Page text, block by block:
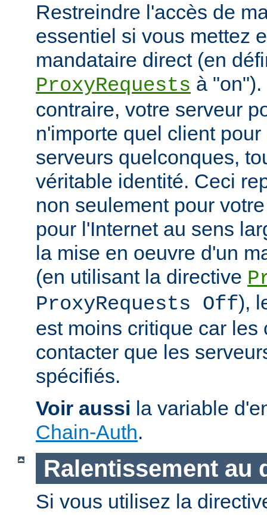
Restreindre l'accès de
essentiel si vous mettez
mandataire direct (en
ProxyRequests à
contraire, votre serveur
n'importe quel client
serveurs quelconques,
véritable identité. Ceci
non seulement pour
pour l'Internet au sens
la mise en oeuvre d'un
(en utilisant la directive
ProxyRequests Off),
est moins critique car les
contacter que les
spécifiés.
Voir aussi la variable
Chain-Auth.
Ralentissement au
Si vous utilisez la